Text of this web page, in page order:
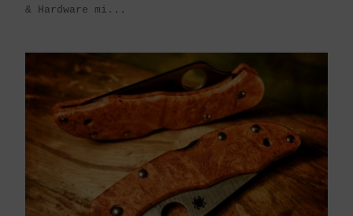
& Hardware mi...